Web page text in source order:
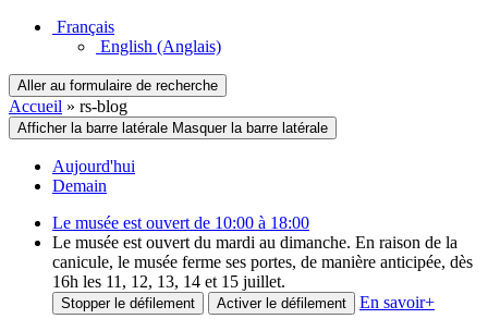
Français
English (Anglais)
Aller au formulaire de recherche
Accueil » rs-blog
Afficher la barre latérale Masquer la barre latérale
Aujourd'hui
Demain
Le musée est ouvert de 10:00 à 18:00
Le musée est ouvert du mardi au dimanche. En raison de la
canicule, le musée ferme ses portes, de manière anticipée, dès
16h les 11, 12, 13, 14 et 15 juillet.
Stopper le défilement Activer le défilement En savoir+